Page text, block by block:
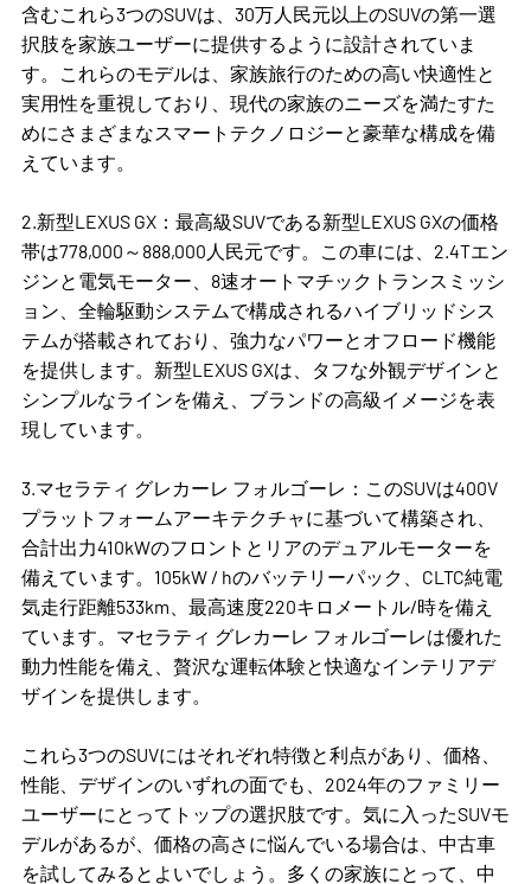
含むこれら3つのSUVは、30万人民元以上のSUVの第一選
択肢を家族ユーザーに提供するように設計されていま
す。これらのモデルは、家族旅行のための高い快適性と
実用性を重視しており、現代の家族のニーズを満たすた
めにさまざまなスマートテクノロジーと豪華な構成を備
えています。
2.新型LEXUS GX：最高級SUVである新型LEXUS GXの価格
帯は778,000～888,000人民元です。この車には、2.4Tエン
ジンと電気モーター、8速オートマチックトランスミッシ
ョン、全輪駆動システムで構成されるハイブリッドシス
テムが搭載されており、強力なパワーとオフロード機能
を提供します。新型LEXUS GXは、タフな外観デザインと
シンプルなラインを備え、ブランドの高級イメージを表
現しています。
3.マセラティ グレカーレ フォルゴーレ：このSUVは400V
プラットフォームアーキテクチャに基づいて構築され、
合計出力410kWのフロントとリアのデュアルモーターを
備えています。105kW / hのバッテリーパック、CLTC純電
気走行距離533km、最高速度220キロメートル/時を備え
ています。マセラティ グレカーレ フォルゴーレは優れた
動力性能を備え、贅沢な運転体験と快適なインテリアデ
ザインを提供します。
これら3つのSUVにはそれぞれ特徴と利点があり、価格、
性能、デザインのいずれの面でも、2024年のファミリー
ユーザーにとってトップの選択肢です。気に入ったSUVモ
デルがあるが、価格の高さに悩んでいる場合は、中古車
を試してみるとよいでしょう。多くの家族にとって、中